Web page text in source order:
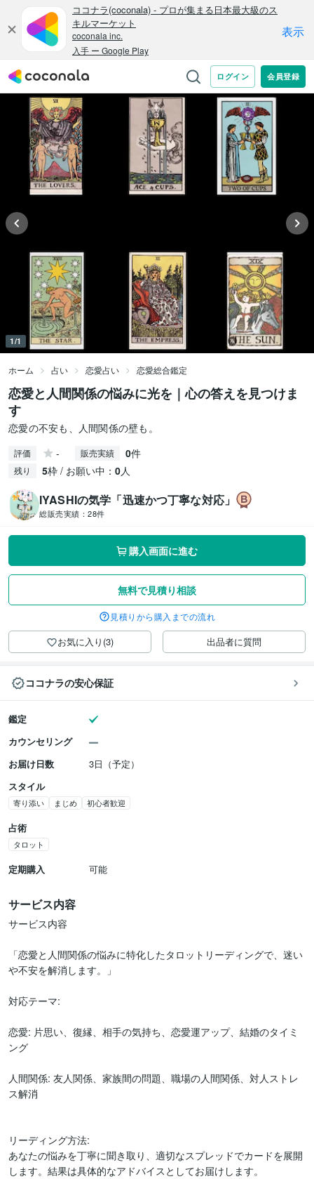
1/1
ホーム 占い 恋愛占い 恋愛総合鑑定
恋愛と人間関係の悩みに光を｜心の答えを見つけま
す
恋愛の不安も、人間関係の壁も。
評価 - 販売実績 0件
残り 5枠 / お願い中： 0人
IYASHIの気学「迅速かつ丁寧な対応」
総販売実績： 28件
購入画面に進む
無料で見積り相談
見積りから購入までの流れ
お気に入り(3) 出品者に質問
ココナラの安心保証
鑑定
カウンセリング
お届け日数
3日（予定）
スタイル
寄り添い まじめ 初心者歓迎
占術
タロット
定期購入 可能
サービス内容
サービス内容
「恋愛と人間関係の悩みに特化したタロットリーディングで、迷い
や不安を解消します。」
対応テーマ:
恋愛: 片思い、復縁、相手の気持ち、恋愛運アップ、結婚のタイミ
ング
人間関係: 友人関係、家族間の問題、職場の人間関係、対人ストレ
ス解消
リーディング方法:
あなたの悩みを丁寧に聞き取り、適切なスプレッドでカードを展開
します。結果は具体的なアドバイスとしてお届けします。